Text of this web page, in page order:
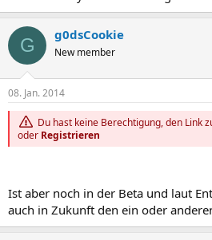
G g0dsCookie
New member
08. Jan. 2014
Du hast keine Berechtigung, den Link
oder Registrieren
Ist aber noch in der Beta und laut
auch in Zukunft den ein oder